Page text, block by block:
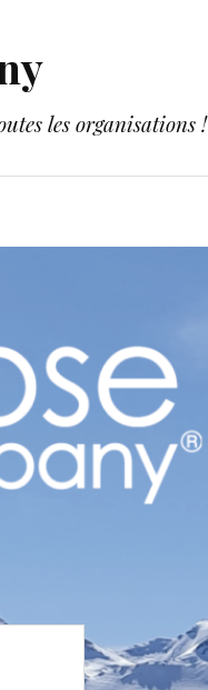
les organisations !